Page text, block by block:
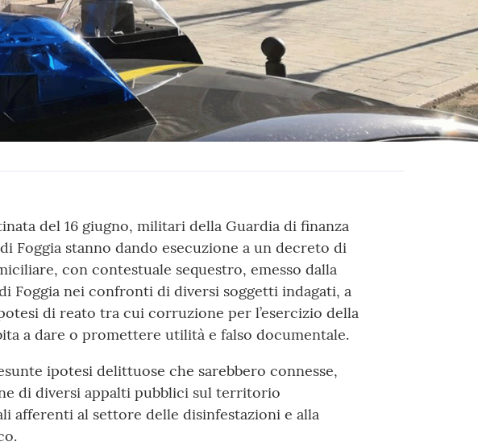
del 16 giugno, militari della Guardia di finanza
Foggia stanno dando esecuzione a un decreto di
con contestuale sequestro, emesso dalla
Foggia nei confronti di diversi soggetti indagati, a
di reato tra cui corruzione per l’esercizio della
a dare o promettere utilità e falso documentale.
ipotesi delittuose che sarebbero connesse,
di diversi appalti pubblici sul territorio
afferenti al settore delle disinfestazioni e alla